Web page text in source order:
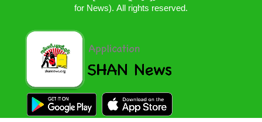
for News). All rights reserved.